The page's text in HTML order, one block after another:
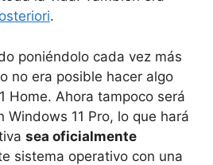
.
poniéndolo cada vez más
no era posible hacer algo
Home. Ahora tampoco será
Windows 11 Pro, lo que hará
sea oficialmente
sistema operativo con una